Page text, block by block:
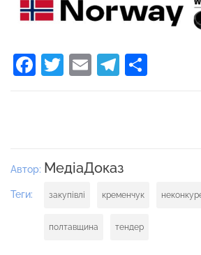
Facebook
Twitter
Email
Автор: МедіаДоказ
Теги: закупівлі кременчук
полтавщина тендер